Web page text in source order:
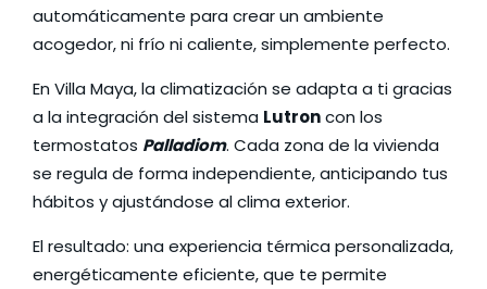
automáticamente para crear un ambiente
acogedor, ni frío ni caliente, simplemente perfecto.
En Villa Maya, la climatización se adapta a ti gracias
a la integración del sistema Lutroncon los
termostatos Palladiom. Cada zona de la vivienda
se regula de forma independiente, anticipando tus
hábitos y ajustándose al clima exterior.
El resultado: una experiencia térmica personalizada,
energéticamente eficiente, que te permite